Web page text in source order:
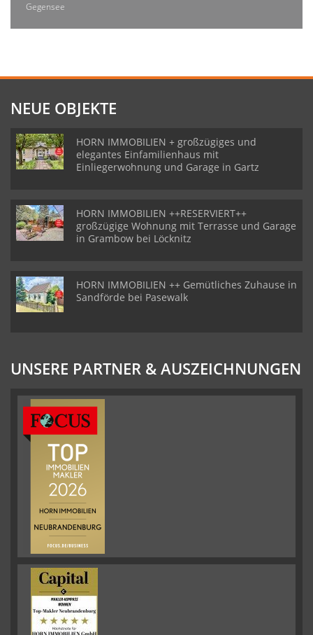
Gegensee
NEUE OBJEKTE
HORN IMMOBILIEN + großzügiges und
elegantes Einfamilienhaus mit
Einliegerwohnung und Garage in Gartz
HORN IMMOBILIEN ++RESERVIERT++
großzügige Wohnung mit Terrasse und Garage
in Grambow bei Löcknitz
HORN IMMOBILIEN ++ Gemütliches Zuhause in
Sandförde bei Pasewalk
UNSERE PARTNER & AUSZEICHNUNGEN